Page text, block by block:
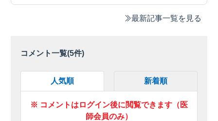
最新記事一覧を見る
コメント一覧(5件)
人気順 新着順
※ コメントはログイン後に閲覧できます（医
師会員のみ）